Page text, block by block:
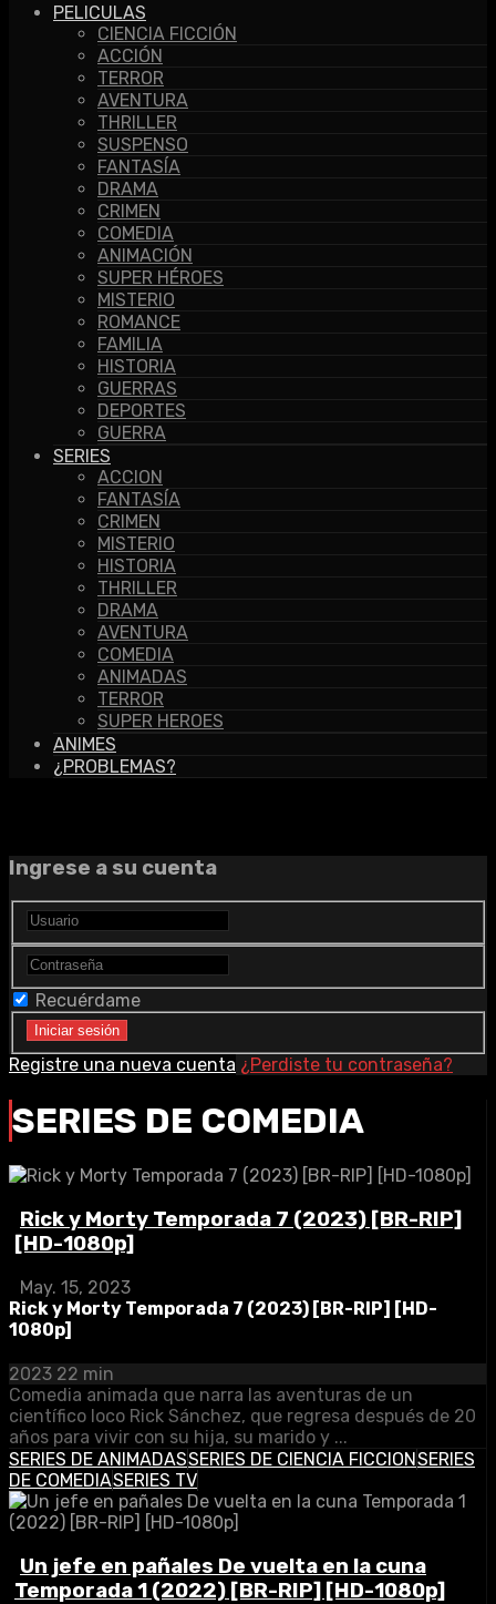
PELICULAS
CIENCIA FICCIÓN
ACCIÓN
TERROR
AVENTURA
THRILLER
SUSPENSO
FANTASÍA
DRAMA
CRIMEN
COMEDIA
ANIMACIÓN
SUPER HÉROES
MISTERIO
ROMANCE
FAMILIA
HISTORIA
GUERRAS
DEPORTES
GUERRA
SERIES
ACCION
FANTASÍA
CRIMEN
MISTERIO
HISTORIA
THRILLER
DRAMA
AVENTURA
COMEDIA
ANIMADAS
TERROR
SUPER HEROES
ANIMES
¿PROBLEMAS?
Ingrese a su cuenta
Recuérdame
Registre una nueva cuenta ¿Perdiste tu contraseña?
SERIES DE COMEDIA
Rick y Morty Temporada 7 (2023) [BR-RIP]
[HD-1080p]
May. 15, 2023
Rick y Morty Temporada 7 (2023) [BR-RIP] [HD-
1080p]
2023 22 min
Comedia animada que narra las aventuras de un
científico loco Rick Sánchez, que regresa después de 20
años para vivir con su hija, su marido y ...
SERIES DE ANIMADASSERIES DE CIENCIA FICCIONSERIES
DE COMEDIASERIES TV
Un jefe en pañales De vuelta en la cuna
Temporada 1 (2022) [BR-RIP] [HD-1080p]